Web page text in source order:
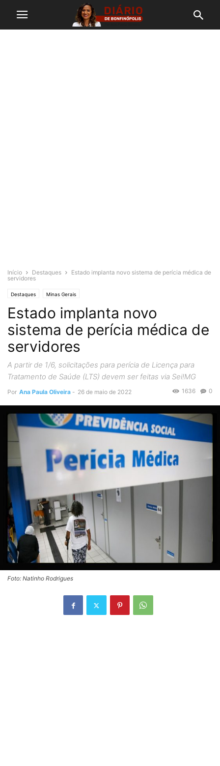
Início Destaques
Estado implanta novo sistema de perícia médica de
servidores
Destaques Minas Gerais
Estado implanta novo
sistema de perícia médica de
servidores
A partir de 1/6, solicitações para perícia de Licença para
Tratamento de Saúde (LTS) devem ser feitas via Sei!MG
Por Ana Paula Oliveira - 26 de maio de 2022 0
1636
Foto: Natinho Rodrigues